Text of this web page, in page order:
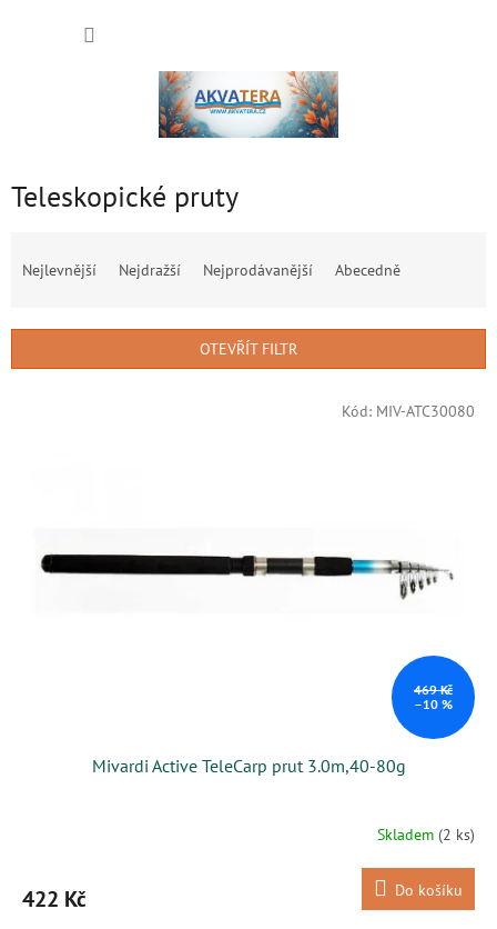
Teleskopické pruty
í
Nejlevnější Nejdražší Nejprodávanější Abecedně
OTEVŘÍT FILTR
469 Kč
–10 %
Mivardi Active TeleCarp prut 3.0m,40-80g
Skladem (2 ks)
422 Kč Do košíku
Kód: MIV-ATC30080